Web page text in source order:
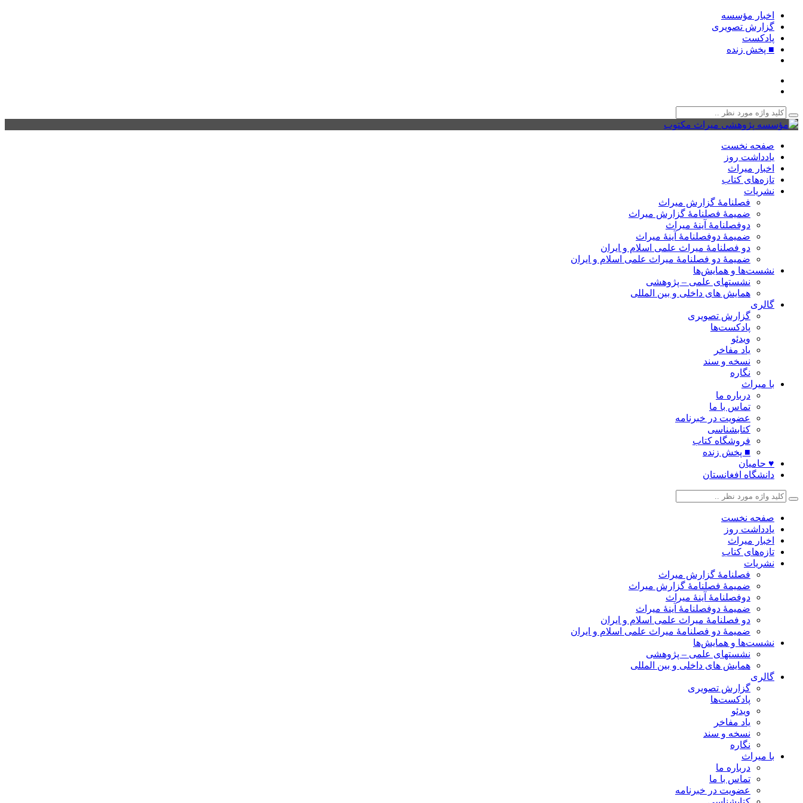
اخبار مؤسسه
گزارش تصویری
پادکست‌
■ پخش زنده
صفحه نخست
یادداشت روز
اخبار میراث
تازه‌های کتاب
نشریات
فصلنامۀ گزارش میراث
ضمیمۀ فصلنامۀ گزارش میراث
دوفصلنامۀ آینۀ میراث
ضمیمۀ دوفصلنامۀ آینۀ میراث
دو فصلنامۀ میراث علمی اسلام و ایران
ضمیمۀ دو فصلنامۀ میراث علمی اسلام و ایران
نشست‌ها و همایش‌ها
نشستهای علمی – پژوهشی
همایش های داخلی و بین المللی
گالری
گزارش تصویری
پادکست‌ها
ویدئو
یاد مفاخر
نسخه و سند
نگاره
با میراث
درباره ما
تماس با ما
عضویت در خبرنامه
کتابشناسی
فروشگاه کتاب
■ پخش زنده
♥ حامیان
دانشگاه افغانستان
صفحه نخست
یادداشت روز
اخبار میراث
تازه‌های کتاب
نشریات
فصلنامۀ گزارش میراث
ضمیمۀ فصلنامۀ گزارش میراث
دوفصلنامۀ آینۀ میراث
ضمیمۀ دوفصلنامۀ آینۀ میراث
دو فصلنامۀ میراث علمی اسلام و ایران
ضمیمۀ دو فصلنامۀ میراث علمی اسلام و ایران
نشست‌ها و همایش‌ها
نشستهای علمی – پژوهشی
همایش های داخلی و بین المللی
گالری
گزارش تصویری
پادکست‌ها
ویدئو
یاد مفاخر
نسخه و سند
نگاره
با میراث
درباره ما
تماس با ما
عضویت در خبرنامه